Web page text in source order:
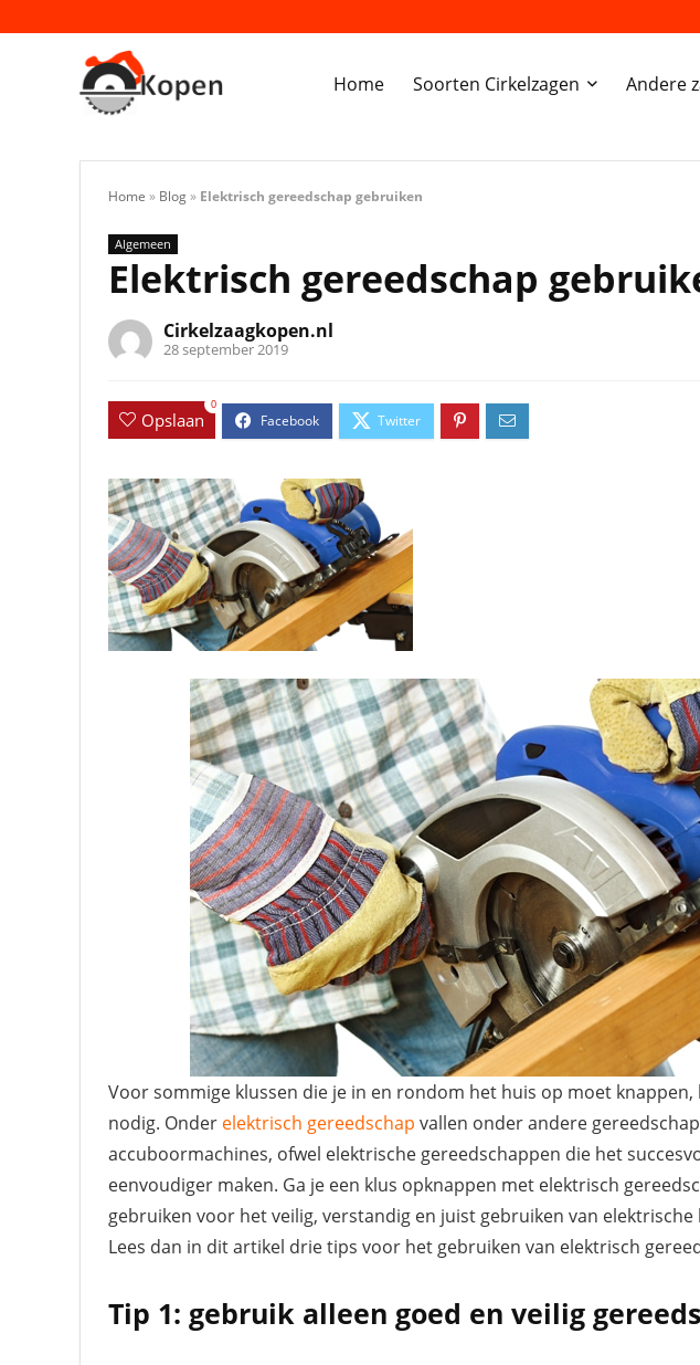
Home Soorten Cirkelzagen Andere
Home » Blog» Elektrisch gereedschap gebruiken
Algemeen
Elektrisch gereedschap
Cirkelzaagkopen.nl
28 september 2019
Opslaan
0
Voor sommige klussen die je in en rondom het huis op moet
nodig. Onder elektrisch gereedschap vallen onder andere
accuboormachines, ofwel elektrische gereedschappen die het
eenvoudiger maken. Ga je een klus opknappen met elektrisch
gebruiken voor het veilig, verstandig en juist gebruiken van
Lees dan in dit artikel drie tips voor het gebruiken van elektrisch
Tip 1: gebruik alleen goed en veilig